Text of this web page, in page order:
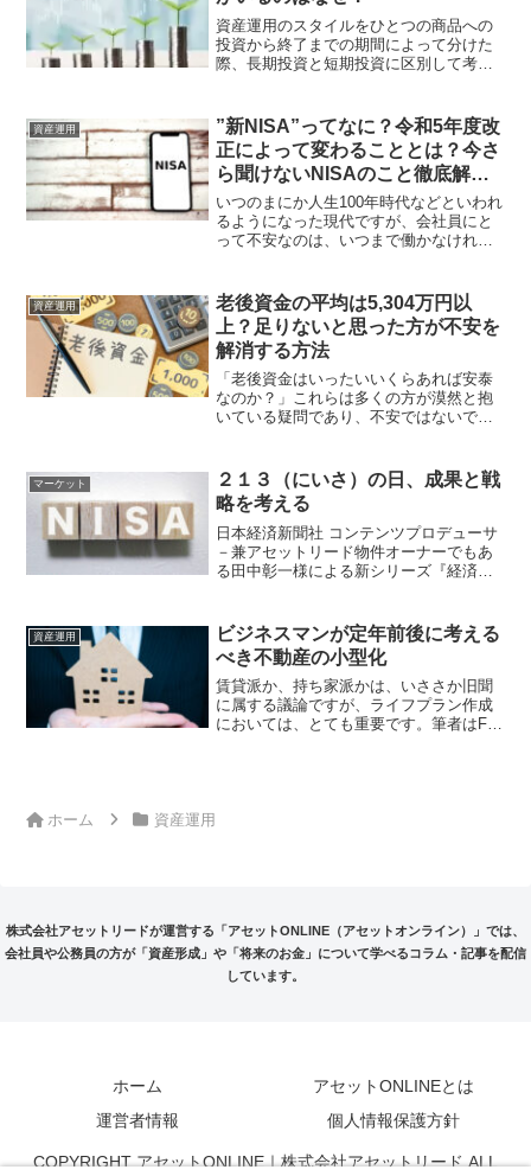
資産運用のスタイルをひとつの商品への
投資から終了までの期間によって分けた
際、長期投資と短期投資に区別して考え
うといえるかもしれません。しかし、後
者のスタンスで爆発的に儲...
資産運用
”新NISA”ってなに？令和5年度改
正によって変わることとは？今さ
ら聞けないNISAのこと徹底解
説！
いつのまにか人生100年時代などといわれ
るようになった現代ですが、会社員にと
って不安なのは、いつまで働かなければ
げば老後安心して暮らしていけるのかも
知っておきたいところです。今回は日本
人の平均生涯所得とお金の増やし方につ
いて解説します。資産運用の重要性が身
にしみる昨今です。ぜひ参考にしてくだ
さい。
資産運用
老後資金の平均は5,304万円以
上？足りないと思った方が不安を
解消する方法
「老後資金はいったいいくらあれば安泰
なのか？」これらは多くの方が漠然と抱
いている疑問であり、不安ではないでし
2,000万円不足する」と記載されていたこ
とが衝撃をも...
マーケット
２１３（にいさ）の日、成果と戦
略を考える
日本経済新聞社 コンテンツプロデューサ
－兼アセットリード物件オーナーでもあ
る田中彰一様による新シリーズ『経済ニ
してちょっと違う角度から読み解く注目
企画です。
資産運用
ビジネスマンが定年前後に考える
べき不動産の小型化
賃貸派か、持ち家派かは、いささか旧聞
に属する議論ですが、ライフプラン作成
においては、とても重要です。筆者はFP
ホーム
資産運用
株式会社アセットリードが運営する「アセットONLINE（アセットオンライン）」では、
会社員や公務員の方が「資産形成」や「将来のお金」について学べるコラム・記事を配信
しています。
ホーム
アセットONLINEとは
運営者情報
個人情報保護方針
COPYRIGHT アセットONLINE｜株式会社アセットリード ALL